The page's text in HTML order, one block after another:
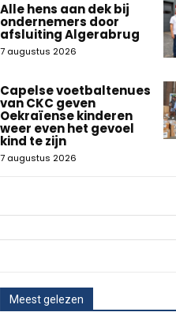
Alle hens aan dek bij
ondernemers door
afsluiting Algerabrug
7 augustus 2026
Capelse voetbaltenues
van CKC geven
Oekraïense kinderen
weer even het gevoel
kind te zijn
7 augustus 2026
Meest gelezen